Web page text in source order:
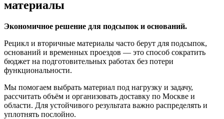
материалы
Экономичное решение для подсыпок и оснований.
Рецикл и вторичные материалы часто берут для подсыпок,
оснований и временных проездов — это способ сократить
бюджет на подготовительных работах без потери
функциональности.
Мы помогаем выбрать материал под нагрузку и задачу,
рассчитать объём и организовать доставку по Москве и
области. Для устойчивого результата важно распределять и
уплотнять послойно.